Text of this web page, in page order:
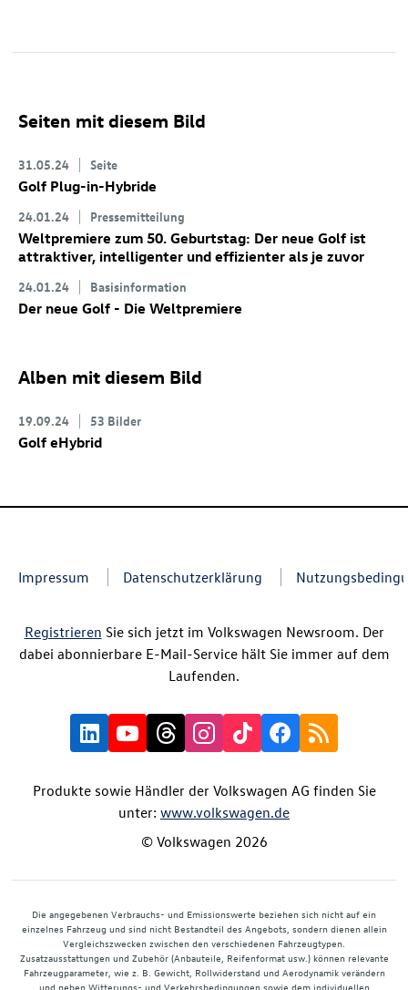
Seiten mit diesem Bild
31.05.24 Seite
Golf Plug-in-Hybride
24.01.24 Pressemitteilung
Weltpremiere zum 50. Geburtstag: Der neue Golf ist
attraktiver, intelligenter und effizienter als je zuvor
24.01.24 Basisinformation
Der neue Golf - Die Weltpremiere
Alben mit diesem Bild
19.09.24 53 Bilder
Golf eHybrid
Impressum Datenschutzerklärung
Registrieren Sie sich jetzt im Volkswagen Newsroom. Der
dabei abonnierbare E-Mail-Service hält Sie immer auf dem
Laufenden.
Produkte sowie Händler der Volkswagen AG finden Sie
unter: www.volkswagen.de
© Volkswagen 2026
Die angegebenen Verbrauchs- und Emissionswerte beziehen sich nicht auf ein
einzelnes Fahrzeug und sind nicht Bestandteil des Angebots, sondern dienen allein
Vergleichszwecken zwischen den verschiedenen Fahrzeugtypen.
Zusatzausstattungen und Zubehör (Anbauteile, Reifenformat usw.) können relevante
Fahrzeugparameter, wie z. B. Gewicht, Rollwiderstand und Aerodynamik verändern
und neben Witterungs- und Verkehrsbedingungen sowie dem individuellen